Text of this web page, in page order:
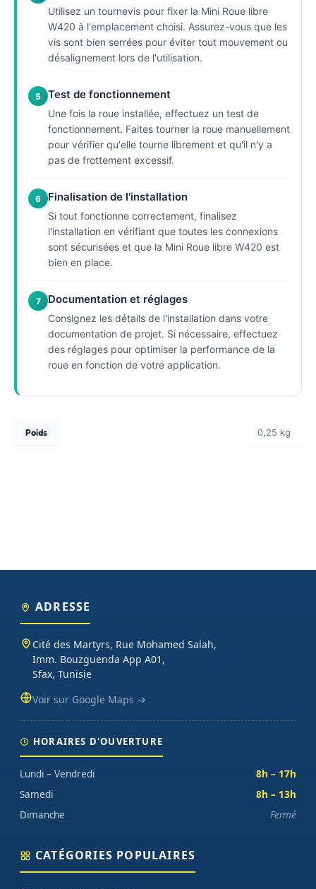
Utilisez un tournevis pour fixer la Mini Roue libre
W420 à l'emplacement choisi. Assurez-vous que les
vis sont bien serrées pour éviter tout mouvement ou
désalignement lors de l'utilisation.
5 Test de fonctionnement
Une fois la roue installée, effectuez un test de
fonctionnement. Faites tourner la roue manuellement
pour vérifier qu'elle tourne librement et qu'il n'y a
pas de frottement excessif.
6 Finalisation de l'installation
Si tout fonctionne correctement, finalisez
l'installation en vérifiant que toutes les connexions
sont sécurisées et que la Mini Roue libre W420 est
bien en place.
7 Documentation et réglages
Consignez les détails de l'installation dans votre
documentation de projet. Si nécessaire, effectuez
des réglages pour optimiser la performance de la
roue en fonction de votre application.
Poids 0,25 kg
ADRESSE
Cité des Martyrs, Rue Mohamed Salah,
Imm. Bouzguenda App A01,
Sfax, Tunisie
Voir sur Google Maps →
HORAIRES D'OUVERTURE
Lundi – Vendredi
8h – 17h
Samedi
8h – 13h
Dimanche
Fermé
CATÉGORIES POPULAIRES